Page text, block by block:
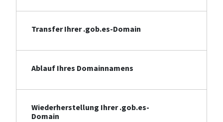
Transfer Ihrer .gob.es-Domain
Ablauf Ihres Domainnamens
Wiederherstellung Ihrer .gob.es-
Domain